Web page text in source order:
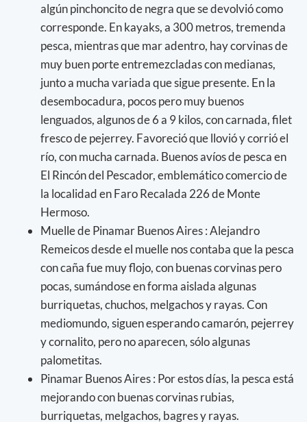
algún pinchoncito de negra que se devolvió como
corresponde. En kayaks, a 300 metros, tremenda
pesca, mientras que mar adentro, hay corvinas de
muy buen porte entremezcladas con medianas,
junto a mucha variada que sigue presente. En la
desembocadura, pocos pero muy buenos
lenguados, algunos de 6 a 9 kilos, con carnada, filet
fresco de pejerrey. Favoreció que llovió y corrió el
río, con mucha carnada. Buenos avíos de pesca en
El Rincón del Pescador, emblemático comercio de
la localidad en Faro Recalada 226 de Monte
Hermoso.
Muelle de Pinamar Buenos Aires : Alejandro
Remeicos desde el muelle nos contaba que la pesca
con caña fue muy flojo, con buenas corvinas pero
pocas, sumándose en forma aislada algunas
burriquetas, chuchos, melgachos y rayas. Con
mediomundo, siguen esperando camarón, pejerrey
y cornalito, pero no aparecen, sólo algunas
palometitas.
Pinamar Buenos Aires : Por estos días, la pesca está
mejorando con buenas corvinas rubias,
burriquetas, melgachos, bagres y rayas.